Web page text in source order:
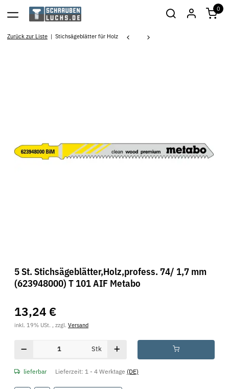
0
Zurück zur Liste Stichsägeblätter für Holz
5 St. Stichsägeblätter,Holz,profess. 74/ 1,7 mm
(623948000) T 101 AIF Metabo
13,24 €
inkl. 19% USt. , zzgl. Versand
Stk
lieferbar Lieferzeit: 1 - 4 Werktage (DE)